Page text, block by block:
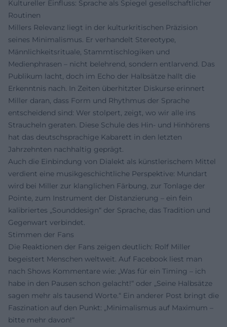
Kultureller Einfluss: Sprache als Spiegel gesellschaftlicher
Routinen
Millers Relevanz liegt in der kulturkritischen Präzision
seines Minimalismus. Er verhandelt Stereotype,
Männlichkeitsrituale, Stammtischlogiken und
Medienphrasen – nicht belehrend, sondern entlarvend. Das
Publikum lacht, doch im Echo der Halbsätze hallt die
Erkenntnis nach. In Zeiten überhitzter Diskurse erinnert
Miller daran, dass Form und Rhythmus der Sprache
entscheidend sind: Wer stolpert, zeigt, wo wir alle ins
Straucheln geraten. Diese Schule des Hin- und Hinhörens
hat das deutschsprachige Kabarett in den letzten
Jahrzehnten nachhaltig geprägt.
Auch die Einbindung von Dialekt als künstlerischem Mittel
verdient eine musikgeschichtliche Perspektive: Mundart
wird bei Miller zur klanglichen Färbung, zur Tonlage der
Pointe, zum Instrument der Distanzierung – ein fein
kalibriertes „Sounddesign“ der Sprache, das Tradition und
Gegenwart verbindet.
Stimmen der Fans
Die Reaktionen der Fans zeigen deutlich: Rolf Miller
begeistert Menschen weltweit. Auf Facebook liest man
nach Shows Kommentare wie: „Was für ein Timing – ich
habe in den Pausen schon gelacht!“ oder „Seine Halbsätze
sagen mehr als tausend Worte.“ Ein anderer Post bringt die
Faszination auf den Punkt: „Minimalismus auf Maximum –
bitte mehr davon!“